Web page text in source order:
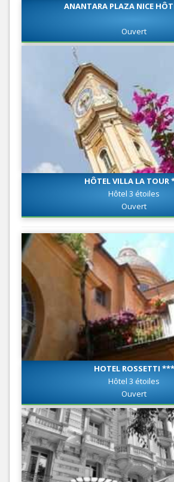
ANANTARA PLAZA NICE
Ouvert
HÔTEL VILLA LA TOUR
Hôtel 3 étoiles
Ouvert
HOTEL ROSSETTI ***
Hôtel 3 étoiles
Ouvert